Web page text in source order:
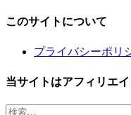
このサイトについて
プライバシーポリ
当サイトはアフィリエ
検